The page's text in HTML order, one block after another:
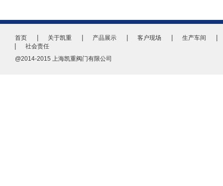
首页 关于凯重 产品展示 客户现场
生产车间
社会责任
@2014-2015 上海凯重阀门有限公司